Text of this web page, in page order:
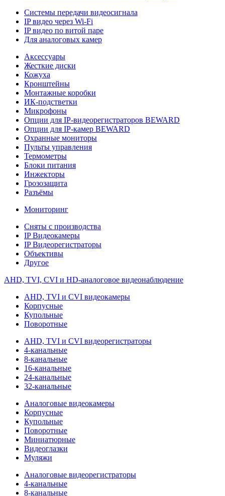
Системы передачи видеосигнала
IP видео через Wi-Fi
IP видео по витой паре
Для аналоговых камер
Аксессуары
Жесткие диски
Кожуха
Кронштейны
Монтажные коробки
ИК-подстветки
Микрофоны
Опции для IP-видеорегистраторов BEWARD
Опции для IP-камер BEWARD
Охранные мониторы
Пульты управления
Термометры
Блоки питания
Инжекторы
Грозозащита
Разъёмы
Мониторинг
Сняты с производства
IP Видеокамеры
IP Видеорегистраторы
Объективы
Другое
AHD, TVI, CVI и HD-аналоговое видеонаблюдение
AHD, TVI и CVI видеокамеры
Корпусные
Купольные
Поворотные
AHD, TVI и CVI видеорегистраторы
4-канальные
8-канальные
16-канальные
24-канальные
32-канальные
Аналоговые видеокамеры
Корпусные
Купольные
Поворотные
Миниатюрные
Видеоглазки
Муляжи
Аналоговые видеорегистраторы
4-канальные
8-канальные